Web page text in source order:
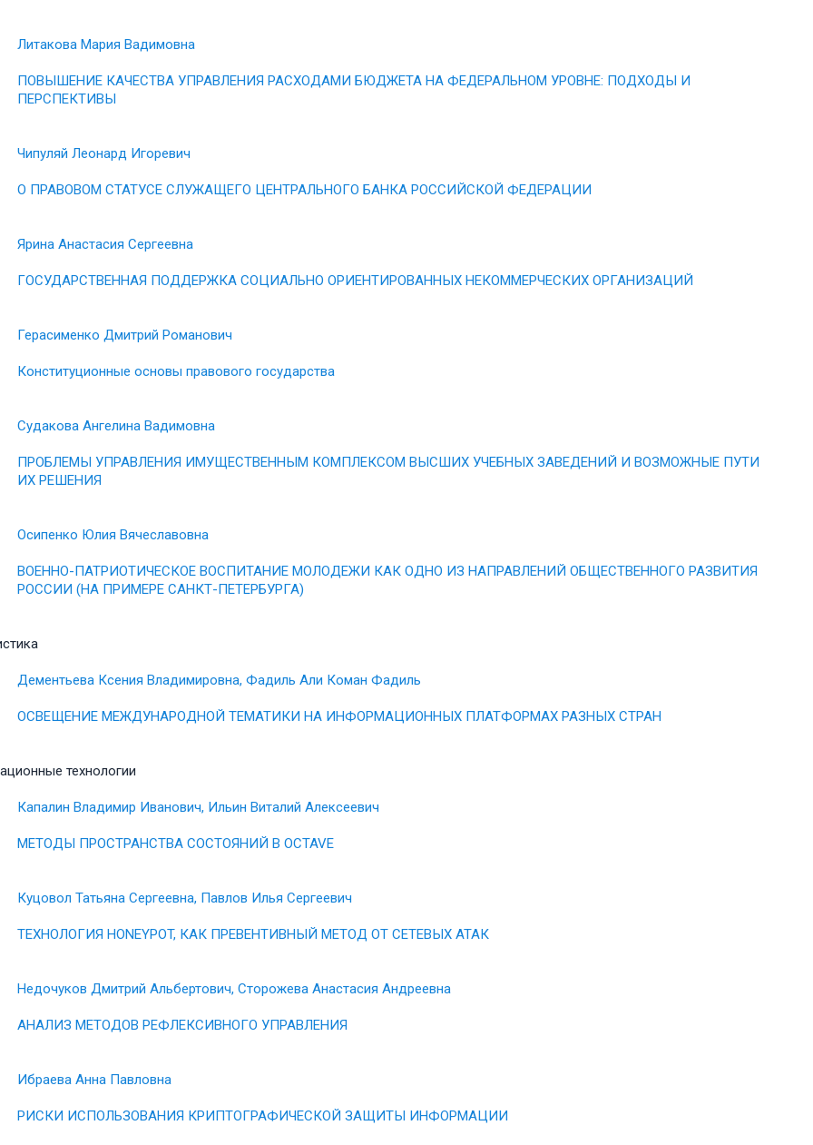
Литакова Мария Вадимовна
ПОВЫШЕНИЕ КАЧЕСТВА УПРАВЛЕНИЯ РАСХОДАМИ БЮДЖЕТА НА ФЕДЕРАЛЬНОМ УРОВНЕ: ПОДХОДЫ И
ПЕРСПЕКТИВЫ
Чипуляй Леонард Игоревич
О ПРАВОВОМ СТАТУСЕ СЛУЖАЩЕГО ЦЕНТРАЛЬНОГО БАНКА РОССИЙСКОЙ ФЕДЕРАЦИИ
Ярина Анастасия Сергеевна
ГОСУДАРСТВЕННАЯ ПОДДЕРЖКА СОЦИАЛЬНО ОРИЕНТИРОВАННЫХ НЕКОММЕРЧЕСКИХ ОРГАНИЗАЦИЙ
Герасименко Дмитрий Романович
Конституционные основы правового государства
Судакова Ангелина Вадимовна
ПРОБЛЕМЫ УПРАВЛЕНИЯ ИМУЩЕСТВЕННЫМ КОМПЛЕКСОМ ВЫСШИХ УЧЕБНЫХ ЗАВЕДЕНИЙ И ВОЗМОЖНЫЕ ПУТИ
ИХ РЕШЕНИЯ
Осипенко Юлия Вячеславовна
ВОЕННО-ПАТРИОТИЧЕСКОЕ ВОСПИТАНИЕ МОЛОДЕЖИ КАК ОДНО ИЗ НАПРАВЛЕНИЙ ОБЩЕСТВЕННОГО РАЗВИТИЯ
РОССИИ (НА ПРИМЕРЕ САНКТ-ПЕТЕРБУРГА)
Дементьева Ксения Владимировна, Фадиль Али Коман Фадиль
ОСВЕЩЕНИЕ МЕЖДУНАРОДНОЙ ТЕМАТИКИ НА ИНФОРМАЦИОННЫХ ПЛАТФОРМАХ РАЗНЫХ СТРАН
технологии
Капалин Владимир Иванович, Ильин Виталий Алексеевич
МЕТОДЫ ПРОСТРАНСТВА СОСТОЯНИЙ В OCTAVE
Куцовол Татьяна Сергеевна, Павлов Илья Сергеевич
ТЕХНОЛОГИЯ HONEYPOT, КАК ПРЕВЕНТИВНЫЙ МЕТОД ОТ СЕТЕВЫХ АТАК
Недочуков Дмитрий Альбертович, Сторожева Анастасия Андреевна
АНАЛИЗ МЕТОДОВ РЕФЛЕКСИВНОГО УПРАВЛЕНИЯ
Ибраева Анна Павловна
РИСКИ ИСПОЛЬЗОВАНИЯ КРИПТОГРАФИЧЕСКОЙ ЗАЩИТЫ ИНФОРМАЦИИ